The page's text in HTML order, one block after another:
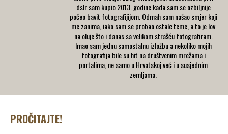
dslr sam kupio 2013. godine kada sam se ozbiljnije
počeo bavit fotografijijom. Odmah sam našao smjer koji
me zanima, iako sam se probao ostale teme, a to je lov
na oluje što i danas sa velikom strašću fotografiram.
Imao sam jednu samostalnu izložbu a nekoliko mojih
fotografija bile su hit na društvenim mrežama i
portalima, ne samo u Hrvatskoj već i u susjednim
zemljama.
PROČITAJTE!